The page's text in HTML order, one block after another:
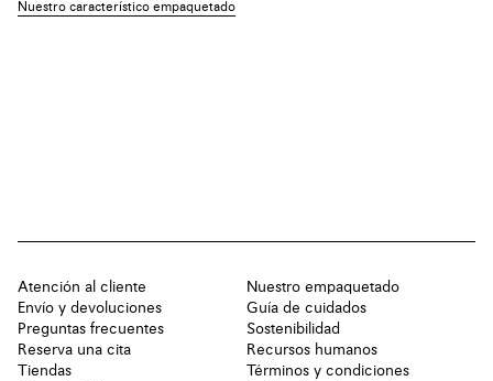
Nuestro característico empaquetado
Atención al cliente
Envío y devoluciones
Preguntas frecuentes
Reserva una cita
Tiendas
Nuestro empaquetado
Guía de cuidados
Sostenibilidad
Recursos humanos
Términos y condiciones